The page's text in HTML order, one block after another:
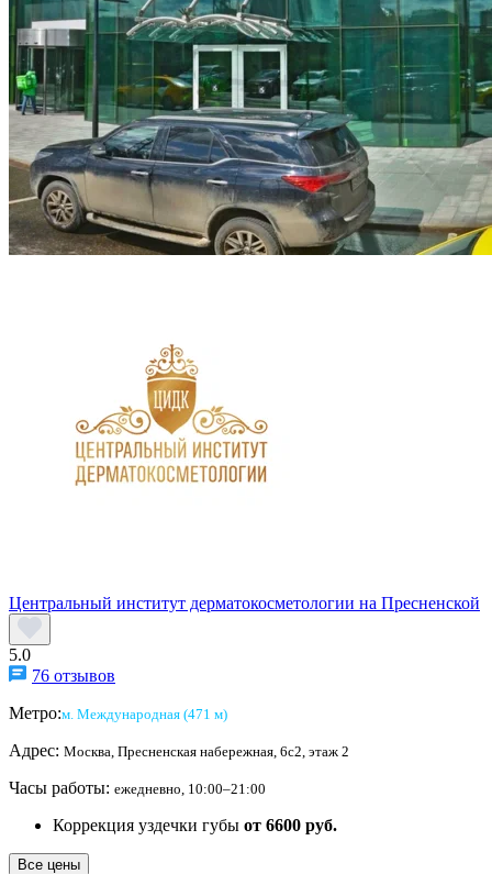
Центральный институт дерматокосметологии на Пресненской
5.0
76 отзывов
Метро:м. Международная (471 м)
Адрес: Москва, Пресненская набережная, 6с2, этаж 2
Часы работы: ежедневно, 10:00–21:00
Коррекция уздечки губы от 6600 руб.
Все цены